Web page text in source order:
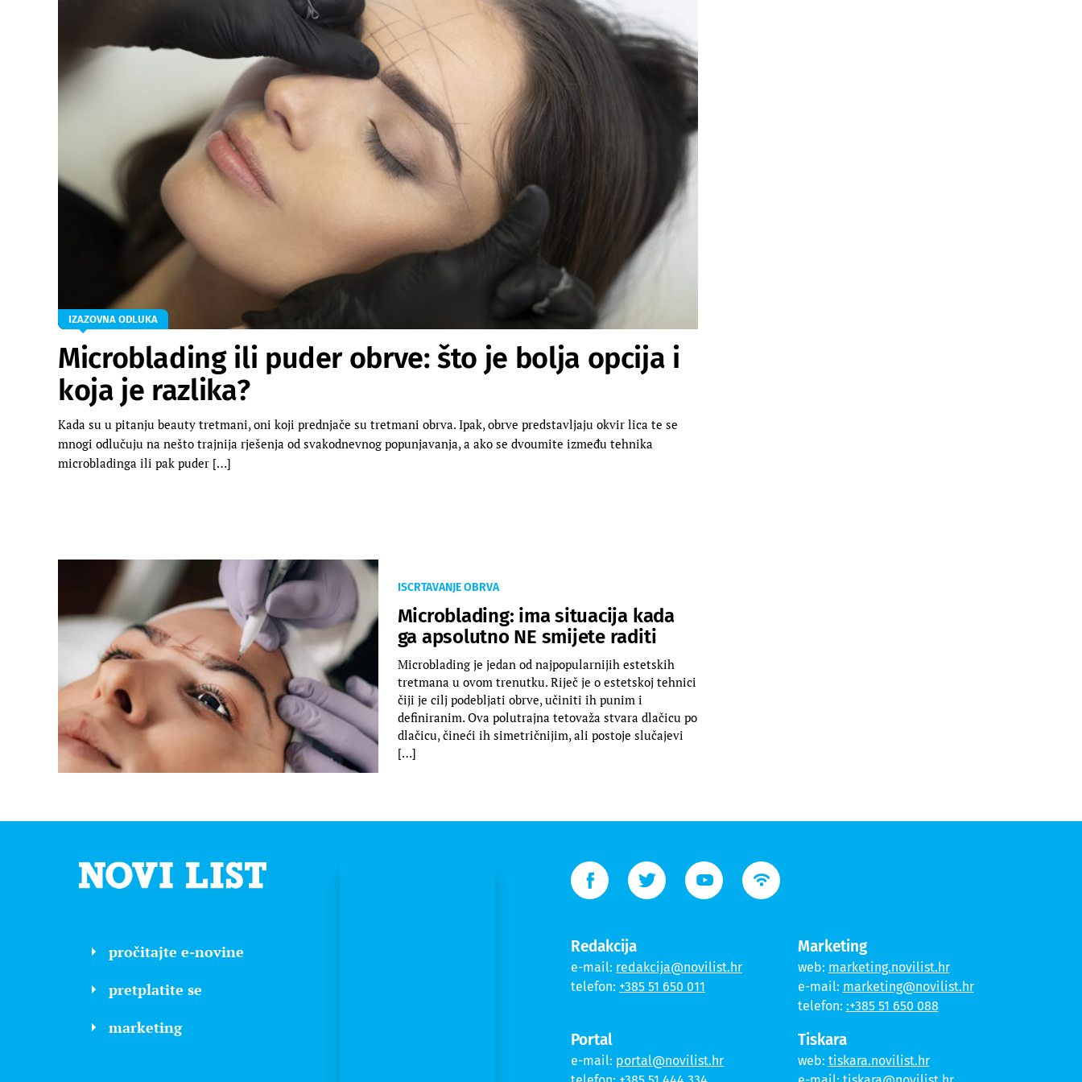
IZAZOVNA ODLUKA
Microblading ili puder obrve: što je bolja opcija i
koja je razlika?
Kada su u pitanju beauty tretmani, oni koji prednjače su tretmani obrva. Ipak, obrve predstavljaju okvir lica te se
mnogi odlučuju na nešto trajnija rješenja od svakodnevnog popunjavanja, a ako se dvoumite između tehnika
microbladinga ili pak puder […]
ISCRTAVANJE OBRVA
Microblading: ima situacija kada
ga apsolutno NE smijete raditi
Microblading je jedan od najpopularnijih estetskih
tretmana u ovom trenutku. Riječ je o estetskoj tehnici
čiji je cilj podebljati obrve, učiniti ih punim i
definiranim. Ova polutrajna tetovaža stvara dlačicu po
dlačicu, čineći ih simetričnijim, ali postoje slučajevi
[…]
pročitajte e-novine
pretplatite se
marketing
Redakcija
e-mail: redakcija@novilist.hr
telefon: +385 51 650 011
Portal
e-mail: portal@novilist.hr
Marketing
web: marketing.novilist.hr
e-mail: marketing@novilist.hr
telefon: :+385 51 650 088
Tiskara
web: tiskara.novilist.hr